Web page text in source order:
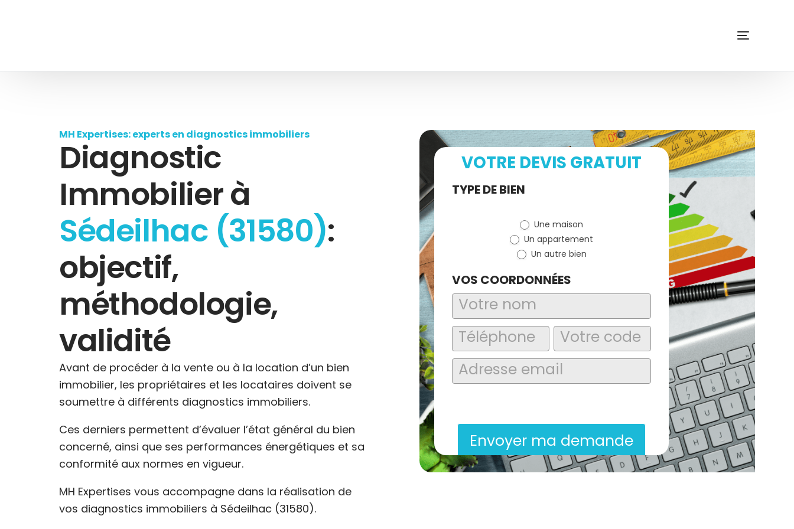
MH Expertises: experts en diagnostics immobiliers
Diagnostic
Immobilier à
Sédeilhac (31580):
objectif,
méthodologie,
validité
Avant de procéder à la vente ou à la location d’un bien
immobilier, les propriétaires et les locataires doivent se
soumettre à différents diagnostics immobiliers.
Ces derniers permettent d’évaluer l’état général du bien
concerné, ainsi que ses performances énergétiques et sa
conformité aux normes en vigueur.
MH Expertises vous accompagne dans la réalisation de
vos diagnostics immobiliers à Sédeilhac (31580).
VOTRE DEVIS GRATUIT
Demande
TYPE DE BIEN
Une maison
Un appartement
Un autre bien
VOS COORDONNÉES
Envoyer ma demande